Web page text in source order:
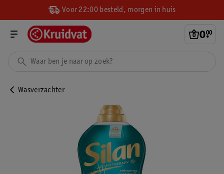
Voor 22:00 besteld, morgen in huis
0.
00
Wasverzachter